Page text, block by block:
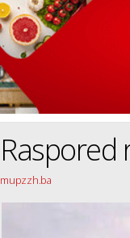
mupzzh.ba